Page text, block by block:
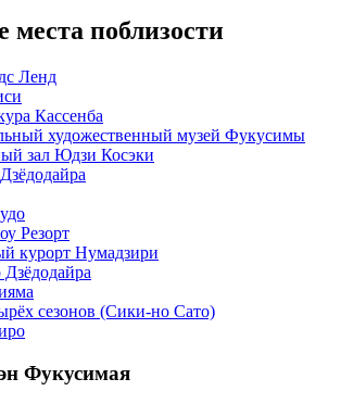
места поблизости
Ленд
Кассенба
художественный музей Фукусимы
зал Юдзи Косэки
Резорт
курорт Нумадзири
сезонов (Сики-но Сато)
Фукусимая